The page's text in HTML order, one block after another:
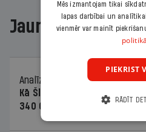
Jaunākajā žurnālā
Analīze
06.08.2026.
Kā Šlesera partija palika
340 000 vērtu reklāmas
Mēs izmantojam tikai
lapas darbībai un
vienmēr var mainīt
PIEKRIST
RĀDĪT